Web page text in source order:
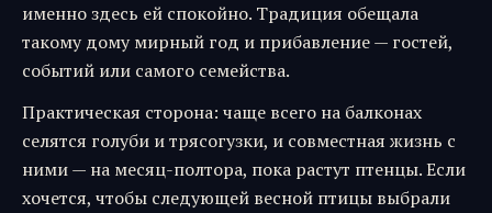
именно здесь ей спокойно. Традиция обещала
такому дому мирный год и прибавление — гостей,
событий или самого семейства.
Практическая сторона: чаще всего на балконах
селятся голуби и трясогузки, и совместная жизнь с
ними — на месяц-полтора, пока растут птенцы. Если
хочется, чтобы следующей весной птицы выбрали